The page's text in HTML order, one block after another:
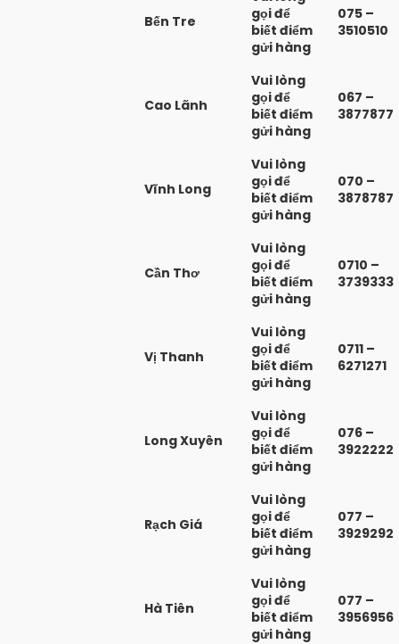
Bến Tre
gọi để
biết điểm
gửi hàng
075 –
3510510
Cao Lãnh
Vui lòng
gọi để
biết điểm
gửi hàng
067 –
3877877
Vĩnh Long
Vui lòng
gọi để
biết điểm
gửi hàng
070 –
3878787
Cần Thơ
Vui lòng
gọi để
biết điểm
gửi hàng
0710 –
3739333
Vị Thanh
Vui lòng
gọi để
biết điểm
gửi hàng
0711 –
6271271
Long Xuyên
Vui lòng
gọi để
biết điểm
gửi hàng
076 –
3922222
Rạch Giá
Vui lòng
gọi để
biết điểm
gửi hàng
077 –
3929292
Hà Tiên
Vui lòng
gọi để
biết điểm
gửi hàng
077 –
3956956